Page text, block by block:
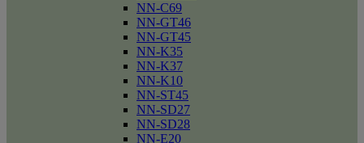
NN-C69
NN-GT46
NN-GT45
NN-K35
NN-K37
NN-K10
NN-ST45
NN-SD27
NN-SD28
NN-E20